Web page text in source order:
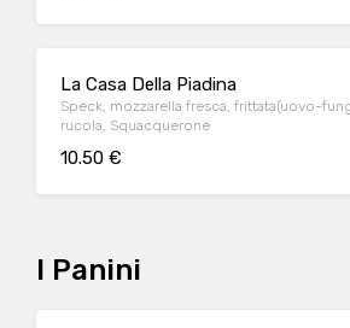
La Casa Della Piadina
Speck, mozzarella fresca, frittata(uovo-
rucola, Squacquerone
10.50 €
I Panini